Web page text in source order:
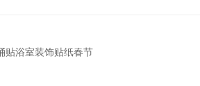
贴浴室装饰贴纸春节